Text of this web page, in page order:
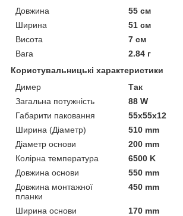
Довжина
55 см
Ширина
51 см
Висота
7 см
Вага
2.84 г
Користувальницькі характеристики
Димер
Так
Загальна потужність
88 W
Габарити паковання
55x55x12
Ширина (Діаметр)
510 mm
Діаметр основи
200 mm
Колірна температура
6500 K
Довжина основи
550 mm
Довжина монтажної
планки
450 mm
Ширина основи
170 mm